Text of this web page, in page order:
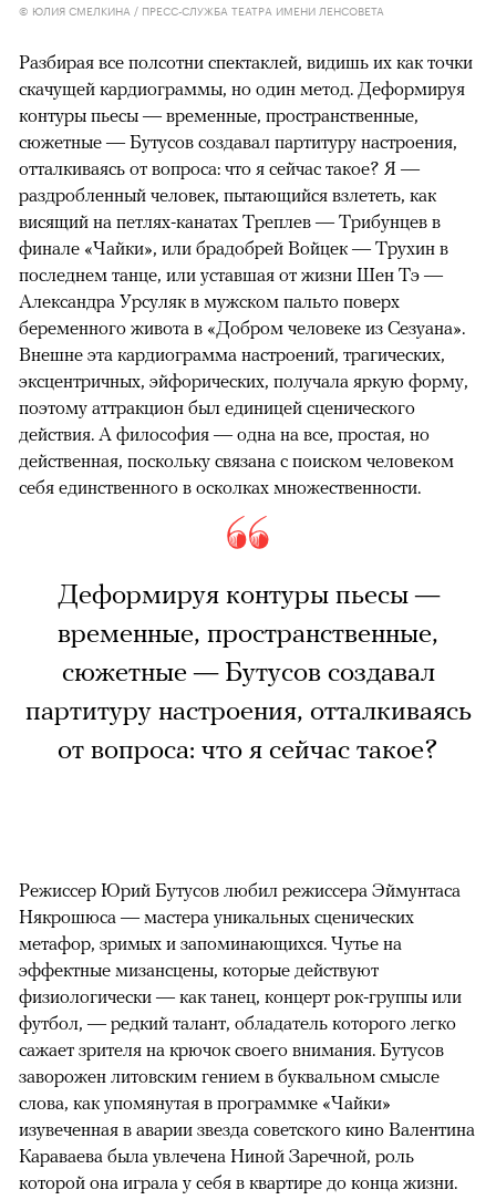
© ЮЛИЯ СМЕЛКИНА / ПРЕСС-СЛУЖБА ТЕАТРА ИМЕНИ ЛЕНСОВЕТА
Разбирая все полсотни спектаклей, видишь их как точки
скачущей кардиограммы, но один метод. Деформируя
контуры пьесы — временные, пространственные,
сюжетные — Бутусов создавал партитуру настроения,
отталкиваясь от вопроса: что я сейчас такое? Я —
раздробленный человек, пытающийся взлететь, как
висящий на петлях-канатах Треплев — Трибунцев в
финале «Чайки», или брадобрей Войцек — Трухин в
последнем танце, или уставшая от жизни Шен Тэ —
Александра Урсуляк в мужском пальто поверх
беременного живота в «Добром человеке из Сезуана».
Внешне эта кардиограмма настроений, трагических,
эксцентричных, эйфорических, получала яркую форму,
поэтому аттракцион был единицей сценического
действия. А философия — одна на все, простая, но
действенная, поскольку связана с поиском человеком
себя единственного в осколках множественности.
Деформируя контуры пьесы —
временные, пространственные,
сюжетные — Бутусов создавал
партитуру настроения, отталкиваясь
от вопроса: что я сейчас такое?
Режиссер Юрий Бутусов любил режиссера Эймунтаса
Някрошюса — мастера уникальных сценических
метафор, зримых и запоминающихся. Чутье на
эффектные мизансцены, которые действуют
физиологически — как танец, концерт рок-группы или
футбол, — редкий талант, обладатель которого легко
сажает зрителя на крючок своего внимания. Бутусов
заворожен литовским гением в буквальном смысле
слова, как упомянутая в программке «Чайки»
изувеченная в аварии звезда советского кино Валентина
Караваева была увлечена Ниной Заречной, роль
которой она играла у себя в квартире до конца жизни.